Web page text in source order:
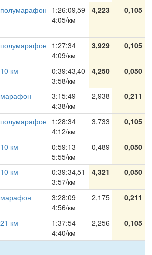
полумарафон 1:26:09,59
4:05/км
4,223 0,105
полумарафон 1:27:34
4:09/км
3,929 0,105
10 км
0:39:43,40
3:58/км
4,250 0,050
марафон
3:15:49
4:38/км
2,938 0,211
полумарафон 1:28:34
4:12/км
3,733 0,105
10 км
0:59:13
5:55/км
0,489 0,050
10 км
0:39:34,51
3:57/км
4,321 0,050
марафон
3:28:09
4:56/км
2,175 0,211
21 км
1:37:54
4:40/км
2,256 0,105